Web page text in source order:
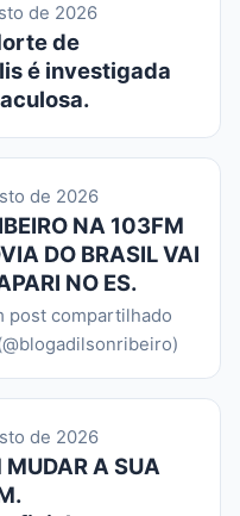
de 2026
de
é investigada
de 2026
NA 103FM
DO BRASIL VAI
NO ES.
post compartilhado
de 2026
MUDAR A SUA